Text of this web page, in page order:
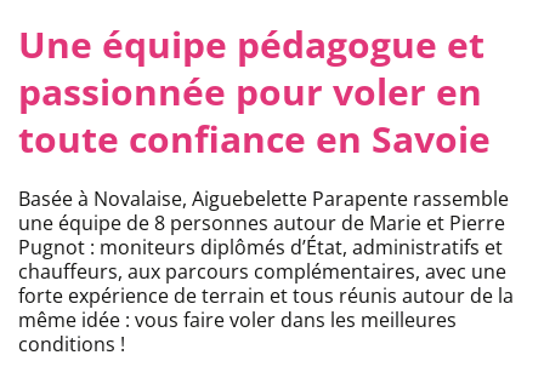
Une équipe pédagogue et
passionnée pour voler en
toute confiance en Savoie
Basée à Novalaise, Aiguebelette Parapente rassemble
une équipe de 8 personnes autour de Marie et Pierre
Pugnot : moniteurs diplômés d’État, administratifs et
chauffeurs, aux parcours complémentaires, avec une
forte expérience de terrain et tous réunis autour de la
même idée : vous faire voler dans les meilleures
conditions !